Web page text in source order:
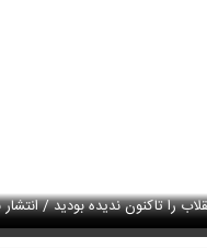
را تاکنون ندیده بودید /